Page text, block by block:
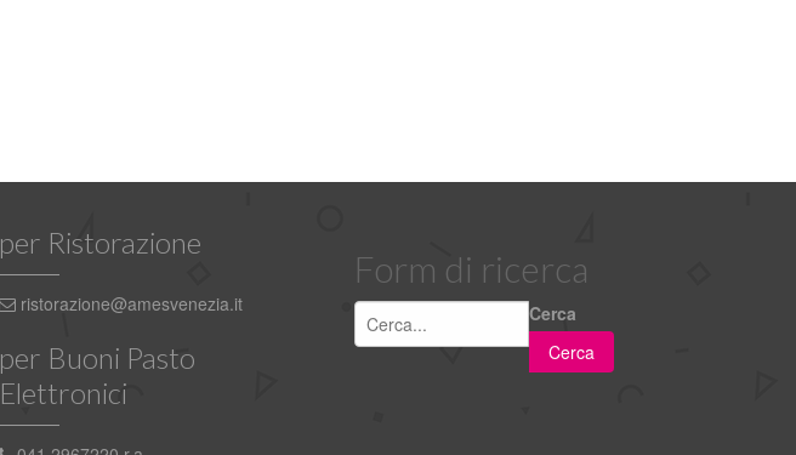
per Ristorazione
ristorazione@amesvenezia.it
per Buoni Pasto
Elettronici
Form di ricerca
Cerca